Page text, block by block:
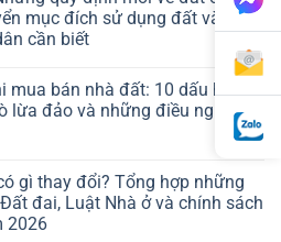
mục đích sử dụng đất và quy
cần biết
mua bán nhà đất: 10 dấu hiệu
lừa đảo và những điều người
gì thay đổi? Tổng hợp những
đai, Luật Nhà ở và chính sách
2026